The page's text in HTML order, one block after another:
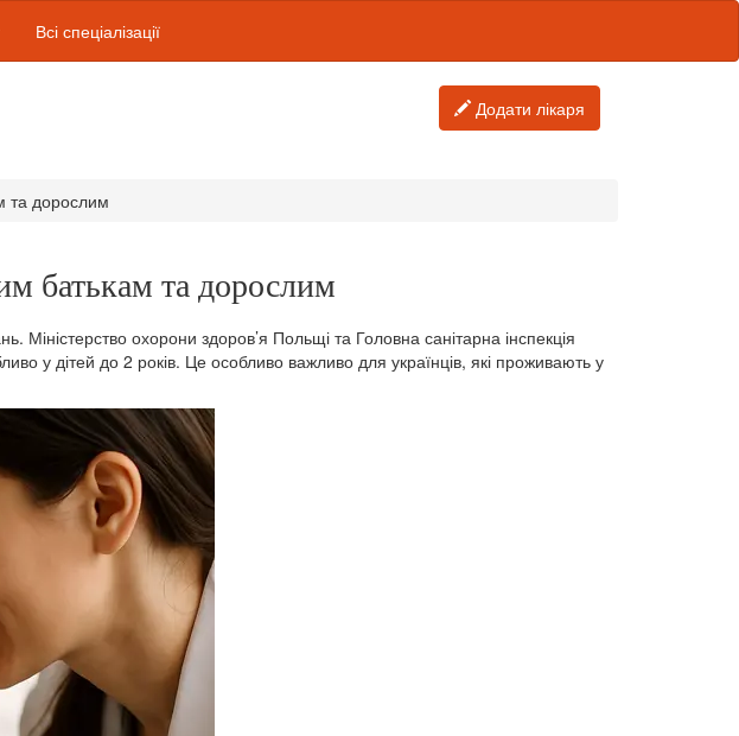
Всі спеціалізації
Додати лікаря
та дорослим
батькам та дорослим
охорони здоров’я Польщі та Головна санітарна інспекція
у дітей до 2 років. Це особливо важливо для українців, які проживають у